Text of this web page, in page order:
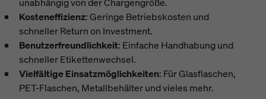
Kosteneffizienz: Geringe Betriebskosten und
schneller Return on Investment.
Benutzerfreundlichkeit: Einfache Handhabung und
schneller Etikettenwechsel.
Vielfältige Einsatzmöglichkeiten: Für Glasflaschen,
PET-Flaschen, Metallbehälter und vieles mehr.